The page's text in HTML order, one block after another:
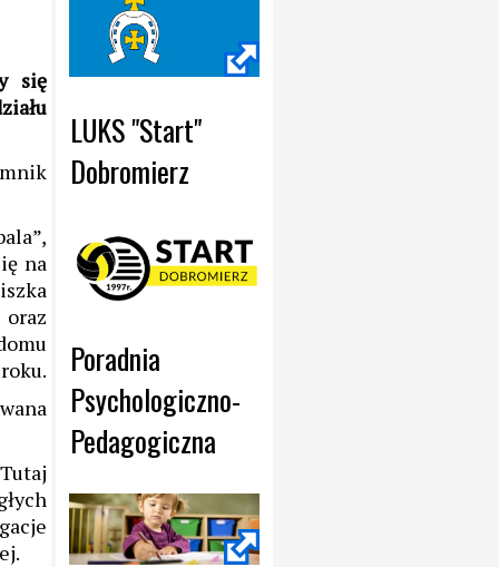
się
na
LUKS "Start"
Dobromierz
Poradnia
Psychologiczno-
Pedagogiczna